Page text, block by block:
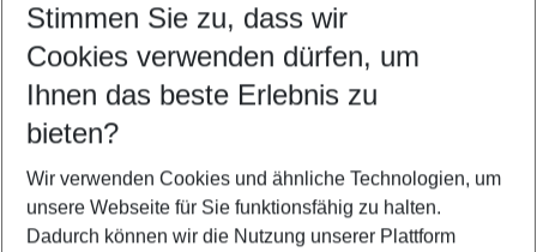
Abflughafen wählen
Beliebiger Abflughafen
Reisezeitraum wählen
11.08.26– 09.08.27 5-8 Nächte
2 Erwachsene Keine Kinder
Mehr Filter anzeigen
Stimmen Sie zu, dass wir
Cookies verwenden dürfen, um
Ihnen das beste Erlebnis zu
bieten?
Wir verwenden Cookies und ähnliche Technologien, um
unsere Webseite für Sie funktionsfähig zu halten.
Dadurch können wir die Nutzung unserer Plattform